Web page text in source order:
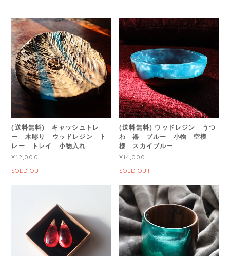
(送料無料) キャッシュトレ
ー 木彫り ウッドレジン ト
レー トレイ 小物入れ
¥12,000
SOLD OUT
(送料無料) ウッドレジン うつ
わ 器 ブルー 小物 空模
様 スカイブルー
¥14,000
SOLD OUT